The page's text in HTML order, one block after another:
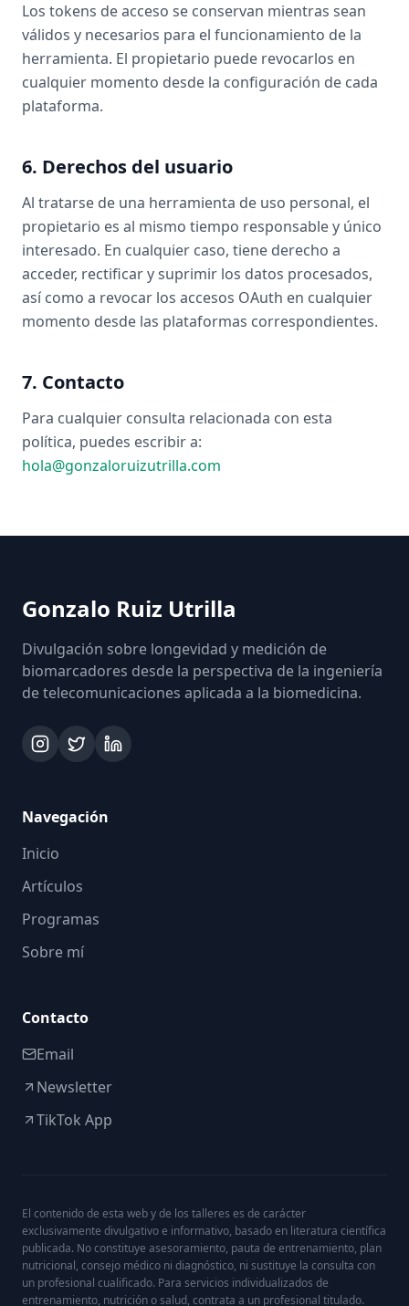
Los tokens de acceso se conservan mientras sean
válidos y necesarios para el funcionamiento de la
herramienta. El propietario puede revocarlos en
cualquier momento desde la configuración de cada
plataforma.
6. Derechos del usuario
Al tratarse de una herramienta de uso personal, el
propietario es al mismo tiempo responsable y único
interesado. En cualquier caso, tiene derecho a
acceder, rectificar y suprimir los datos procesados,
así como a revocar los accesos OAuth en cualquier
momento desde las plataformas correspondientes.
7. Contacto
Para cualquier consulta relacionada con esta
política, puedes escribir a:
hola@gonzaloruizutrilla.com
Gonzalo Ruiz Utrilla
Divulgación sobre longevidad y medición de
biomarcadores desde la perspectiva de la ingeniería
de telecomunicaciones aplicada a la biomedicina.
Navegación
Inicio
Artículos
Programas
Sobre mí
Contacto
Email
Newsletter
TikTok App
El contenido de esta web y de los talleres es de carácter
exclusivamente divulgativo e informativo, basado en literatura científica
publicada. No constituye asesoramiento, pauta de entrenamiento, plan
nutricional, consejo médico ni diagnóstico, ni sustituye la consulta con
un profesional cualificado. Para servicios individualizados de
entrenamiento, nutrición o salud, contrata a un profesional titulado.